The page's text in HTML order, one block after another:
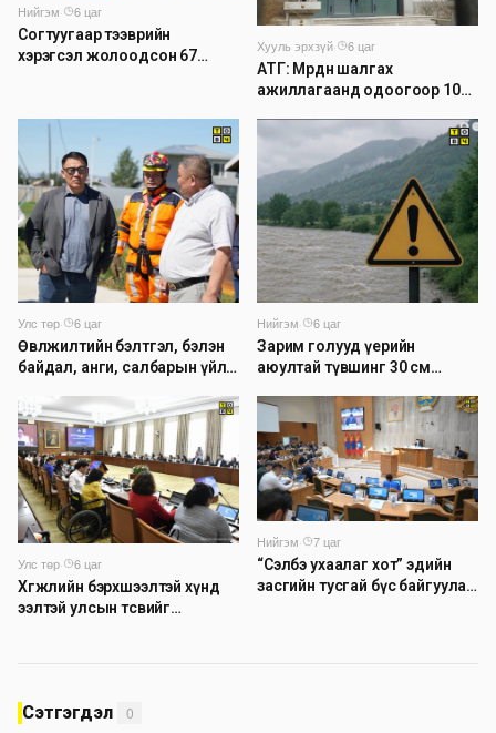
Нийгэм·
6 цаг
Согтуугаар тээврийн
хэрэгсэл жолоодсон 67
Хууль эрхзүй·
6 цаг
АТГ: Мөрдөн шалгах
ажиллагаанд одоогоор 1026
Улс төр·
6 цаг
Өвөлжилтийн бэлтгэл, бэлэн
байдал, анги, салбарын үйл
Нийгэм·
6 цаг
Зарим голууд үерийн
аюултай түвшинг 30 см
Улс төр·
6 цаг
Хөгжлийн бэрхшээлтэй хүнд
ээлтэй улсын төсвийг
Нийгэм·
7 цаг
“Сэлбэ ухаалаг хот” эдийн
засгийн тусгай бүс байгуулах
Сэтгэгдэл 0